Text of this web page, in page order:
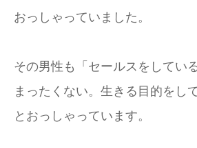
おっしゃっていました。
その男性も「セールスをしてい
まったくない。生きる目的をし
とおっしゃっています。